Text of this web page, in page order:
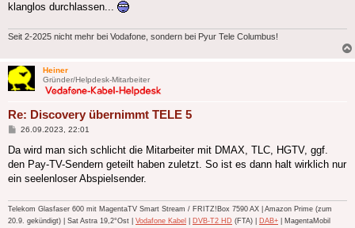
klanglos durchlassen...
Seit 2-2025 nicht mehr bei Vodafone, sondern bei Pyur Tele Columbus!
Heiner
Gründer/Helpdesk-Mitarbeiter
Re: Discovery übernimmt TELE 5
Beitrag
26.09.2023, 22:01
Da wird man sich schlicht die Mitarbeiter mit DMAX, TLC, HGTV, ggf.
den Pay-TV-Sendern geteilt haben zuletzt. So ist es dann halt wirklich nur
ein seelenloser Abspielsender.
Telekom Glasfaser 600 mit MagentaTV Smart Stream / FRITZ!Box 7590 AX | Amazon Prime (zum
20.9. gekündigt) | Sat Astra 19,2°Ost | Vodafone Kabel DVB-T2 HD (FTA) | DAB+ | MagentaMobil